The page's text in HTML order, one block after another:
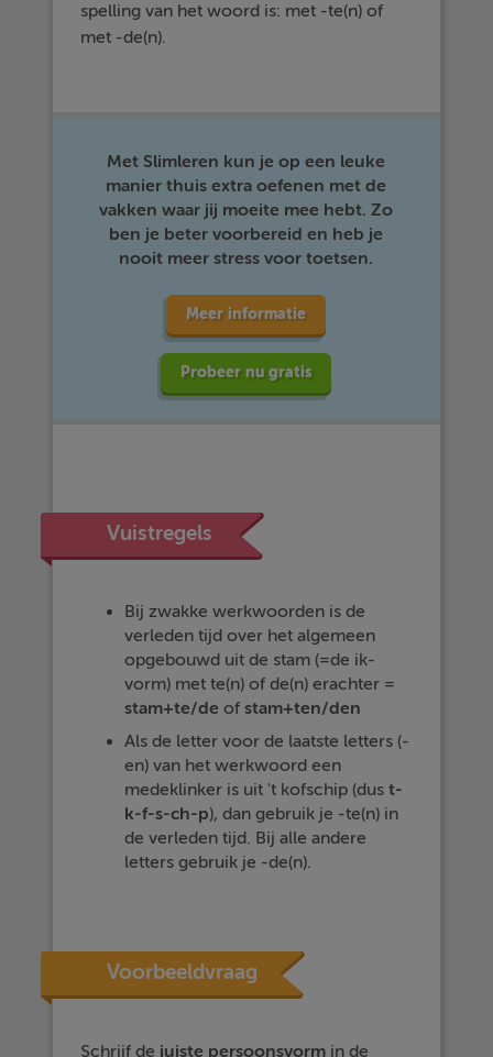
spelling van het woord is: met -te(n) of
met -de(n).
Met Slimleren kun je op een leuke
manier thuis extra oefenen met de
vakken waar jij moeite mee hebt. Zo
ben je beter voorbereid en heb je
nooit meer stress voor toetsen.
Meer informatie
Probeer nu gratis
Vuistregels
Bij zwakke werkwoorden is de
verleden tijd over het algemeen
opgebouwd uit de stam (=de ik-
vorm) met te(n) of de(n) erachter =
stam+te/de ofstam+ten/den
Als de letter voor de laatste letters (-
en) van het werkwoord een
medeklinker is uit 't kofschip (dust-
k-f-s-ch-p), dan gebruik je -te(n) in
de verleden tijd. Bij alle andere
letters gebruik je -de(n).
Voorbeeldvraag
Schrijf de juiste persoonsvorm in de